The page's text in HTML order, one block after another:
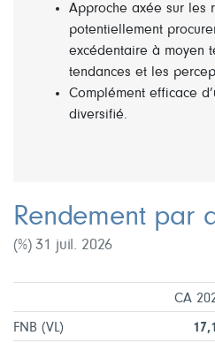
Approche axée sur les
potentiellement
excédentaire à moyen
tendances et les
Complément efficace
diversifié.
Rendement par
(%) 31 juil. 2026
CA
FNB (VL)